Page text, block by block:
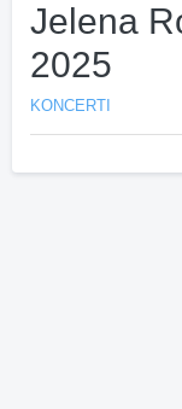
Jelena
2025
KONCERTI